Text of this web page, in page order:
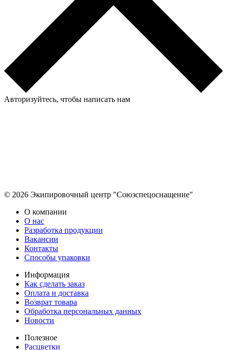
Авторизуйтесь, чтобы написать нам
© 2026 Экипировочный центр "Союзспецоснащение"
О компании
О нас
Разработка продукции
Вакансии
Контакты
Способы упаковки
Информация
Как сделать заказ
Оплата и доставка
Возврат товара
Обработка персональных данных
Новости
Полезное
Расцветки